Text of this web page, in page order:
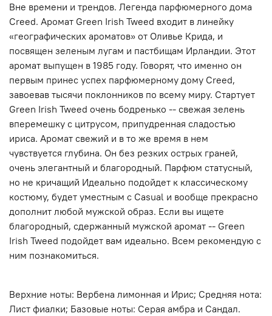
Вне времени и трендов. Легенда парфюмерного дома
Creed. Аромат Green Irish Tweed входит в линейку
«географических ароматов» от Оливье Крида, и
посвящен зеленым лугам и пастбищам Ирландии. Этот
аромат выпущен в 1985 году. Говорят, что именно он
первым принес успех парфюмерному дому Creed,
завоевав тысячи поклонников по всему миру. Стартует
Green Irish Tweed очень бодренько -- свежая зелень
вперемешку с цитрусом, припудренная сладостью
ириса. Аромат свежий и в то же время в нем
чувствуется глубина. Он без резких острых граней,
очень элегантный и благородный. Парфюм статусный,
но не кричащий Идеально подойдет к классическому
костюму, будет уместным с Casual и вообще прекрасно
дополнит любой мужской образ. Если вы ищете
благородный, сдержанный мужской аромат -- Green
Irish Tweed подойдет вам идеально. Всем рекомендую с
ним познакомиться.
Верхние ноты: Вербена лимонная и Ирис; Средняя нота:
Лист фиалки; Базовые ноты: Серая амбра и Сандал.